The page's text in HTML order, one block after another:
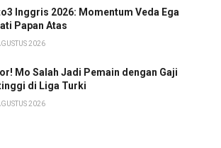
Inggris 2026: Momentum Veda Ega
Papan Atas
2026
Mo Salah Jadi Pemain dengan Gaji
di Liga Turki
2026